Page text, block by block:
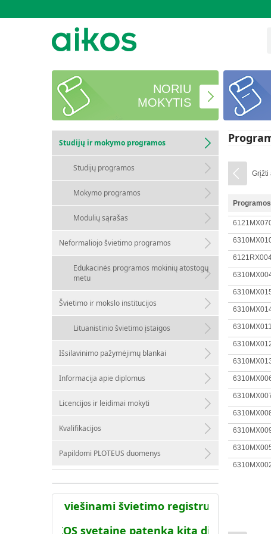
NORIU
MOKYTIS
Studijų ir mokymo programos
Studijų programos
Mokymo programos
Modulių sąrašas
Neformaliojo švietimo programos
Edukacinės programos mokinių atostogų
metu
Švietimo ir mokslo institucijos
Lituanistinio švietimo įstaigos
Išsilavinimo pažymėjimų blankai
Informacija apie diplomus
Licencijos ir leidimai mokyti
Kvalifikacijos
Papildomi PLOTEUS duomenys
sistemoje viešinami švietimo registruose turimi
į AIKOS svetainę patenka kitą dieną po to
Grįžti
6310MX011